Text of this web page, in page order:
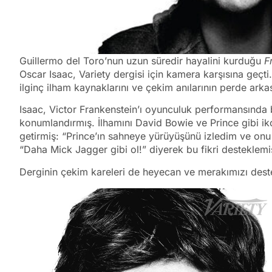
Guillermo del Toro’nun uzun süredir hayalini kurduğu
Oscar Isaac, Variety dergisi için kamera karşısına
ilginç ilham kaynaklarını ve çekim anılarının perde
Isaac, Victor Frankenstein’ı oyunculuk
konumlandırmış. İlhamını David Bowie ve Prince
getirmiş: “Prince’ın sahneye yürüyüşünü izledim ve
“Daha Mick Jagger gibi ol!” diyerek bu fikri
Derginin çekim kareleri de heyecan ve merakımızı